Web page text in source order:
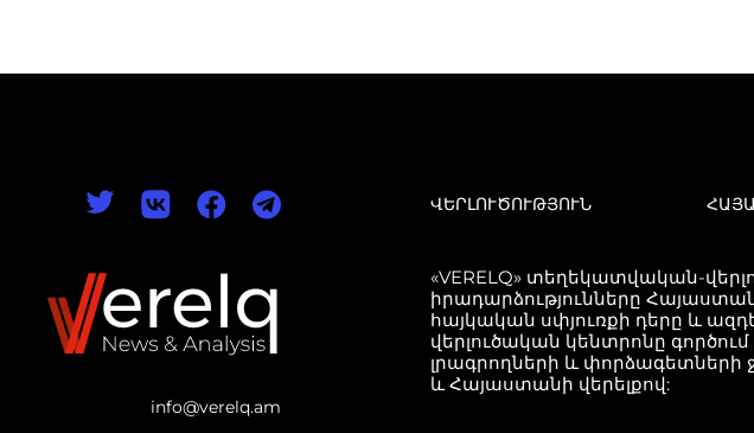
info@verelq.am
ՎԵՐԼՈՒԾՈՒԹՅՈՒՆ
«VERELQ» տեղեկատվական-
իրադարձությունները
հայկական սփյուռքի դերը և
վերլուծական կենտրոնը
լրագրողների և
և Հայաստանի վերելքով: